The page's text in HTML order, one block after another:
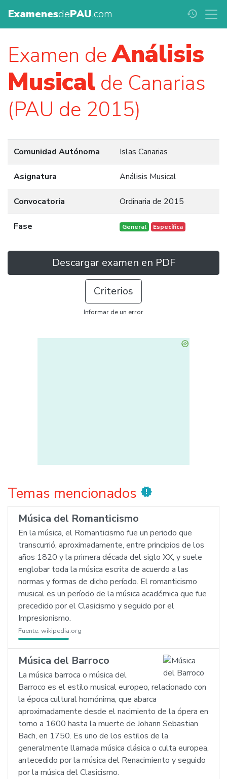
ExamenesdePAU.com history
Examen deAnálisis
Musical de Canarias
(PAU de 2015)
Comunidad Autónoma Islas Canarias
Asignatura Análisis Musical
Convocatoria Ordinaria de 2015
Fase General Específica
Descargar examen en PDF
Criterios
Informar de un error
Temas mencionados new_releases
Música del Romanticismo
En la música, el Romanticismo fue un periodo que
transcurrió, aproximadamente, entre principios de los
años 1820 y la primera década del siglo XX, y suele
englobar toda la música escrita de acuerdo a las
normas y formas de dicho período. El romanticismo
musical es un período de la música académica que fue
precedido por el Clasicismo y seguido por el
Impresionismo.
Fuente: wikipedia.org
Música del Barroco
La música barroca o música del
Barroco es el estilo musical europeo, relacionado con
la época cultural homónima, que abarca
aproximadamente desde el nacimiento de la ópera en
torno a 1600 hasta la muerte de Johann Sebastian
Bach, en 1750. Es uno de los estilos de la
generalmente llamada música clásica o culta europea,
antecedido por la música del Renacimiento y seguido
por la música del Clasicismo.